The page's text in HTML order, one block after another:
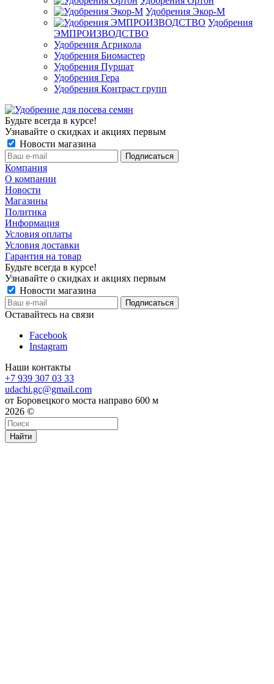
Удобрения Экор-М
Удобрения
ЭМПРОИЗВОДСТВО
Удобрения Агрикола
Удобрения Биомастер
Удобрения Пуршат
Удобрения Гера
Удобрения Контраст групп
Будьте всегда в курсе!
Узнавайте о скидках и акциях первым
Новости магазина
Компания
О компании
Новости
Магазины
Политика
Информация
Условия оплаты
Условия доставки
Гарантия на товар
Будьте всегда в курсе!
Узнавайте о скидках и акциях первым
Новости магазина
Оставайтесь на связи
Facebook
Instagram
Наши контакты
+7 939 307 03 33
udachi.gc@gmail.com
от Боровецкого моста направо 600 м
2026 ©
Найти